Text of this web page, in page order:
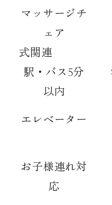
マッサージチ
ェア
式関連
駅・バス5分
以内
エレベーター
お子様連れ対
応